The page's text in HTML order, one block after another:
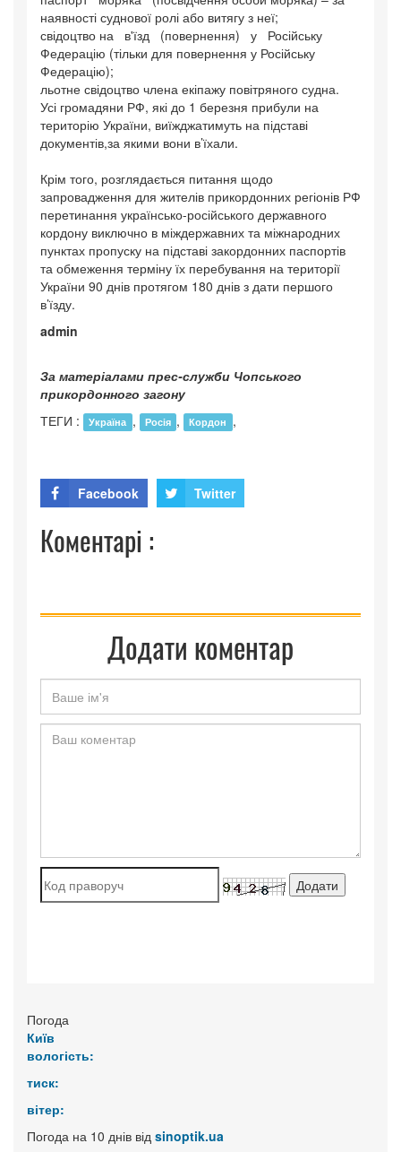
наявності суднової ролі або витягу з неї;
свідоцтво на в'їзд (повернення) у Російську
Федерацію (тільки для повернення у Російську
Федерацію);
льотне свідоцтво члена екіпажу повітряного судна.
Усі громадяни РФ, які до 1 березня прибули на
територію України, виїжджатимуть на підставі
документів,за якими вони в’їхали.
Крім того, розглядається питання щодо
запровадження для жителів прикордонних регіонів РФ
перетинання українсько-російського державного
кордону виключно в міждержавних та міжнародних
пунктах пропуску на підставі закордонних паспортів
та обмеження терміну їх перебування на території
України 90 днів протягом 180 днів з дати першого
в’їзду.
admin
За матеріалами прес-служби Чопського
прикордонного загону
ТЕГИ :
Україна , Росія , Кордон ,
Facebook Twitter
Коментарі :
Додати коментар
Погода
Київ
вологість:
тиск:
вітер:
Погода на 10 днів від sinoptik.ua